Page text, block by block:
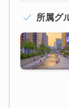
所属グ